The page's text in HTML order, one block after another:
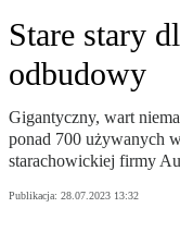
Stare stary
odbudowy
Gigantyczny, wart
ponad 700 używanych
starachowickiej firmy
Publikacja: 28.07.2023 13:32